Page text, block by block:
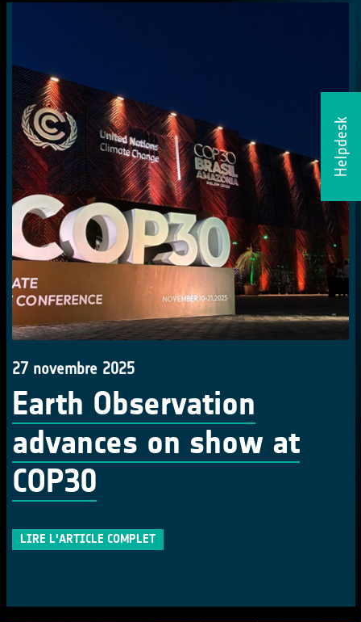
Helpdesk
27 novembre 2025
Earth Observation
advances on show at
COP30
LIRE L'ARTICLE COMPLET